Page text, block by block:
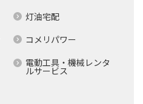
灯油宅配
コメリパワー
電動工具・機械レンタ
ルサービス